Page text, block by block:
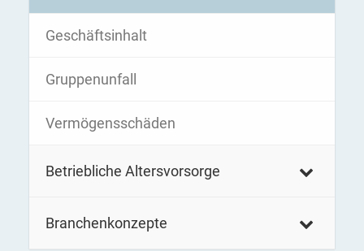
Geschäftsinhalt
Gruppenunfall
Vermögensschäden
Betriebliche Altersvorsorge
Branchenkonzepte